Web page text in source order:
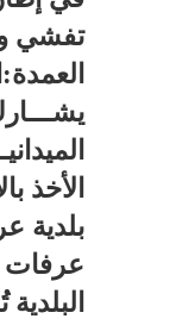
تفشي
الأخذ
بلدية